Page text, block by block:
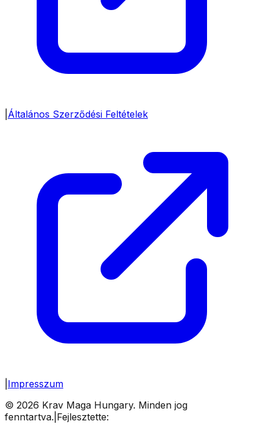
Általános Szerződési Feltételek
Impresszum
© 2026 Krav Maga Hungary. Minden jog
fenntartva. Fejlesztette: